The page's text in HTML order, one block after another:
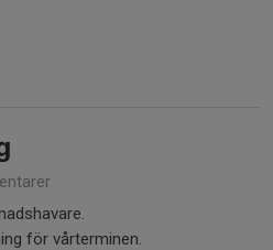
för vårterminen.